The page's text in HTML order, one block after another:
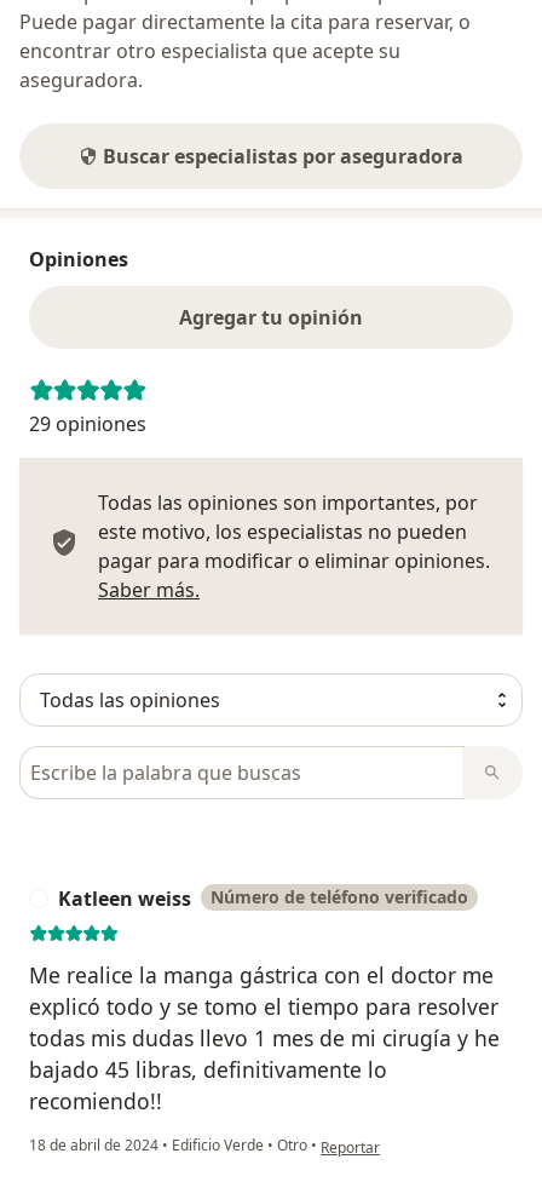
Puede pagar directamente la cita para reservar, o
encontrar otro especialista que acepte su
aseguradora.
Buscar especialistas por aseguradora
Opiniones
Agregar tu opinión
29 opiniones
Todas las opiniones son importantes, por
este motivo, los especialistas no pueden
pagar para modificar o eliminar opiniones.
Saber más.
Busca en opiniones
Katleen weiss Número de teléfono verificado
Me realice la manga gástrica con el doctor me
explicó todo y se tomo el tiempo para resolver
todas mis dudas llevo 1 mes de mi cirugía y he
bajado 45 libras, definitivamente lo
recomiendo!!
18 de abril de 2024 • Edificio Verde • Otro • en opinión del usuario Katleen
Reportar